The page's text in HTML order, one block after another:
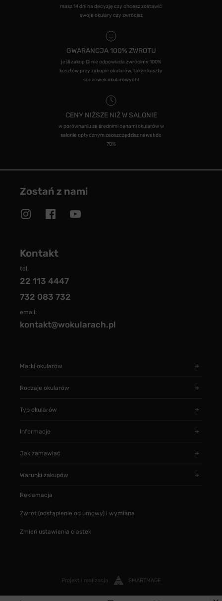
masz 14 dni na decyzję czy chcesz zostawić
swoje okulary czy zwrócisz
GWARANCJA 100% ZWROTU
jeśli zakup Ci nie odpowiada zwrócimy 100%
kosztów przy zakupie okularów, także koszty
soczewek okularowych!
CENY NIŻSZE NIŻ W SALONIE
w porównaniu ze średnimi cenami okularów w
salonie optycznym zaoszczędzisz nawet do
70%
Zostań z nami
Kontakt
tel.
22 113 4447
732 083 732
email:
kontakt@wokularach.pl
Marki okularów
Rodzaje okularów
Typ okularów
Informacje
Jak zamawiać
Warunki zakupów
Reklamacja
Zwrot (odstąpienie od umowy) i wymiana
Zmień ustawienia ciastek
Projekt i realizacja SMARTMAGE